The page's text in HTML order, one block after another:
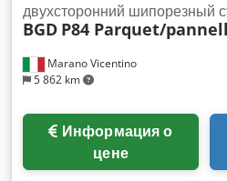
Marano Vicentino
5 862 km
двухсторонний шипорезный
BGD P84 Parquet/
цене